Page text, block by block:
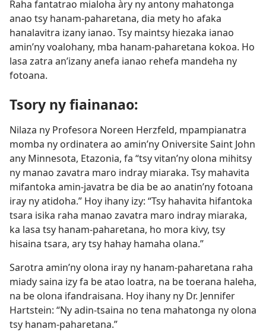
Raha fantatrao mialoha àry ny antony mahatonga
anao tsy hanam-paharetana, dia mety ho afaka
hanalavitra izany ianao. Tsy maintsy hiezaka ianao
amin’ny voalohany, mba hanam-paharetana kokoa. Ho
lasa zatra an’izany anefa ianao rehefa mandeha ny
fotoana.
Tsory ny fiainanao:
Nilaza ny Profesora Noreen Herzfeld, mpampianatra
momba ny ordinatera ao amin’ny Oniversite Saint John
any Minnesota, Etazonia, fa “tsy vitan’ny olona mihitsy
ny manao zavatra maro indray miaraka. Tsy mahavita
mifantoka amin-javatra be dia be ao anatin’ny fotoana
iray ny atidoha.” Hoy ihany izy: “Tsy hahavita hifantoka
tsara isika raha manao zavatra maro indray miaraka,
ka lasa tsy hanam-paharetana, ho mora kivy, tsy
hisaina tsara, ary tsy hahay hamaha olana.”
Sarotra amin’ny olona iray ny hanam-paharetana raha
miady saina izy fa be atao loatra, na be toerana haleha,
na be olona ifandraisana. Hoy ihany ny Dr. Jennifer
Hartstein: “Ny adin-tsaina no tena mahatonga ny olona
tsy hanam-paharetana.”